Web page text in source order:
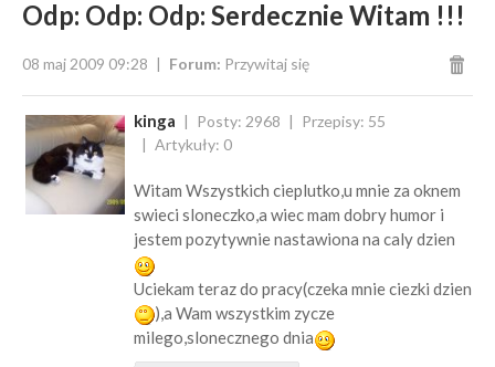
Odp: Odp: Odp: Serdecznie Witam !!!
08 maj 2009 09:28 Forum: Przywitaj się
kinga Posty: 2968
Przepisy: 55
Artykuły: 0
Witam Wszystkich cieplutko,u mnie za oknem
swieci sloneczko,a wiec mam dobry humor i
jestem pozytywnie nastawiona na caly dzien
Uciekam teraz do pracy(czeka mnie ciezki dzien
),a Wam wszystkim zycze
milego,slonecznego dnia